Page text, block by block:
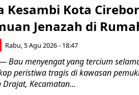
Kesambi Kota
Jenazah di
Rabu, 5 Agu 2026 - 18:47
— Bau menyengat yang tercium
peristiwa tragis di kawasan
Drajat, Kecamatan...